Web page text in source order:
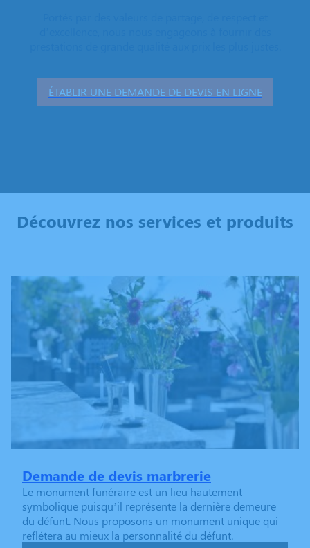
ÉTABLIR UNE DEMANDE DE DEVIS EN LIGNE
Découvrez nos services et produits
Demande de devis marbrerie
Le monument funéraire est un lieu hautement
symbolique puisqu’il représente la dernière demeure
du défunt. Nous proposons un monument unique qui
reflétera au mieux la personnalité du défunt.